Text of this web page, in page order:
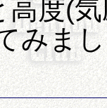
高度(
みま